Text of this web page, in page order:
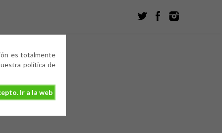
es totalmente
política de
Ir a la web